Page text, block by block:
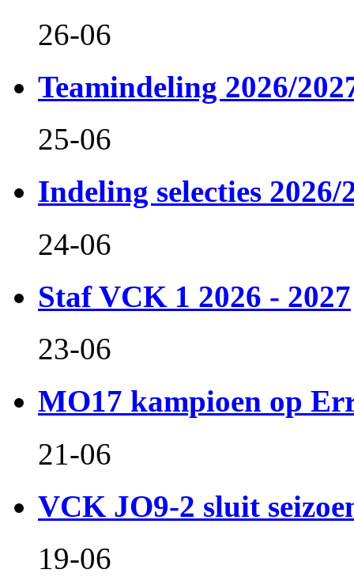
26-06
Teamindeling 2026/
25-06
Indeling selecties 2026/
24-06
Staf VCK 1 2026 - 2027
23-06
MO17 kampioen op
21-06
VCK JO9-2 sluit
19-06